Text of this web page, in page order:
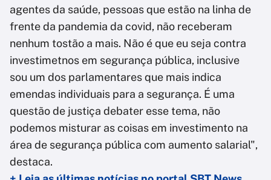
agentes da saúde, pessoas que estão na linha de
frente da pandemia da covid, não receberam
nenhum tostão a mais. Não é que eu seja contra
investimetnos em segurança pública, inclusive
sou um dos parlamentares que mais indica
emendas individuais para a segurança. É uma
questão de justiça debater esse tema, não
podemos misturar as coisas em investimento na
área de segurança pública com aumento salarial",
destaca.